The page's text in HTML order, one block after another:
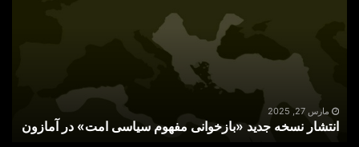
آمازونمارس 27, 2025
انتشار نسخه جدید «بازخوانی مفهوم سیاسی امت» در آمازون